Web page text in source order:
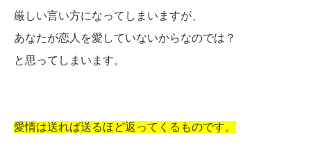
厳しい言い方になってしまいますが、
あなたが恋人を愛していないからなのでは？
と思ってしまいます。
愛情は送れば送るほど返ってくるものです。